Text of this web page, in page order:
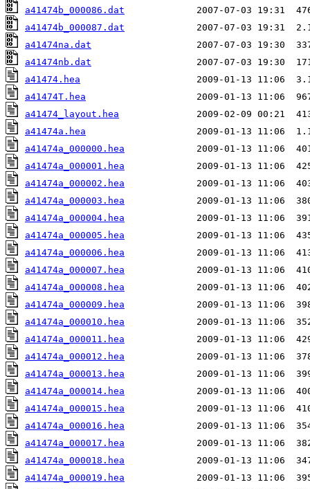
a41474b_000086.dat
a41474b_000087.dat
a41474na.dat
a41474nb.dat
a41474.hea
a41474T.hea
a41474_layout.hea
a41474a.hea
a41474a_000000.hea
a41474a_000001.hea
a41474a_000002.hea
a41474a_000003.hea
a41474a_000004.hea
a41474a_000005.hea
a41474a_000006.hea
a41474a_000007.hea
a41474a_000008.hea
a41474a_000009.hea
a41474a_000010.hea
a41474a_000011.hea
a41474a_000012.hea
a41474a_000013.hea
a41474a_000014.hea
a41474a_000015.hea
a41474a_000016.hea
a41474a_000017.hea
a41474a_000018.hea
a41474a_000019.hea